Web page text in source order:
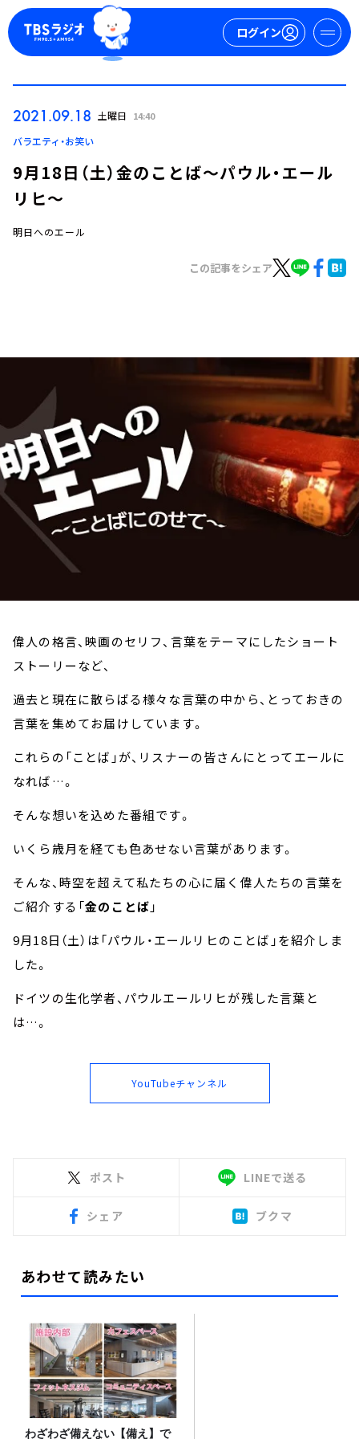
ログイン
ログイン
イベント・グッズ
会社情報
2021.09.18 土曜日 14:40
バラエティ・お笑い
9月18日（土）金のことば～パウル・エール
リヒ～
明日へのエール
この記事をシェア
偉人の格言、映画のセリフ、言葉をテーマにしたショート
ストーリーなど、
過去と現在に散らばる様々な言葉の中から、とっておきの
言葉を集めてお届けしています。
これらの「ことば」が、リスナーの皆さんにとってエールに
なれば…。
そんな想いを込めた番組です。
いくら歳月を経ても色あせない言葉があります。
そんな、時空を超えて私たちの心に届く偉人たちの言葉を
ご紹介する「金のことば 」
9月18日（土）は「パウル・エールリヒのことば」を紹介しま
した。
ドイツの生化学者、パウルエールリヒが残した言葉と
は…。
YouTubeチャンネル
ポスト LINEで送る
シェア ブクマ
あわせて読みたい
わざわざ備えない【備え】で